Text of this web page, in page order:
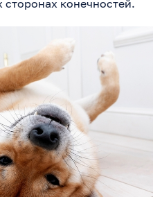
сторонах конечностей.